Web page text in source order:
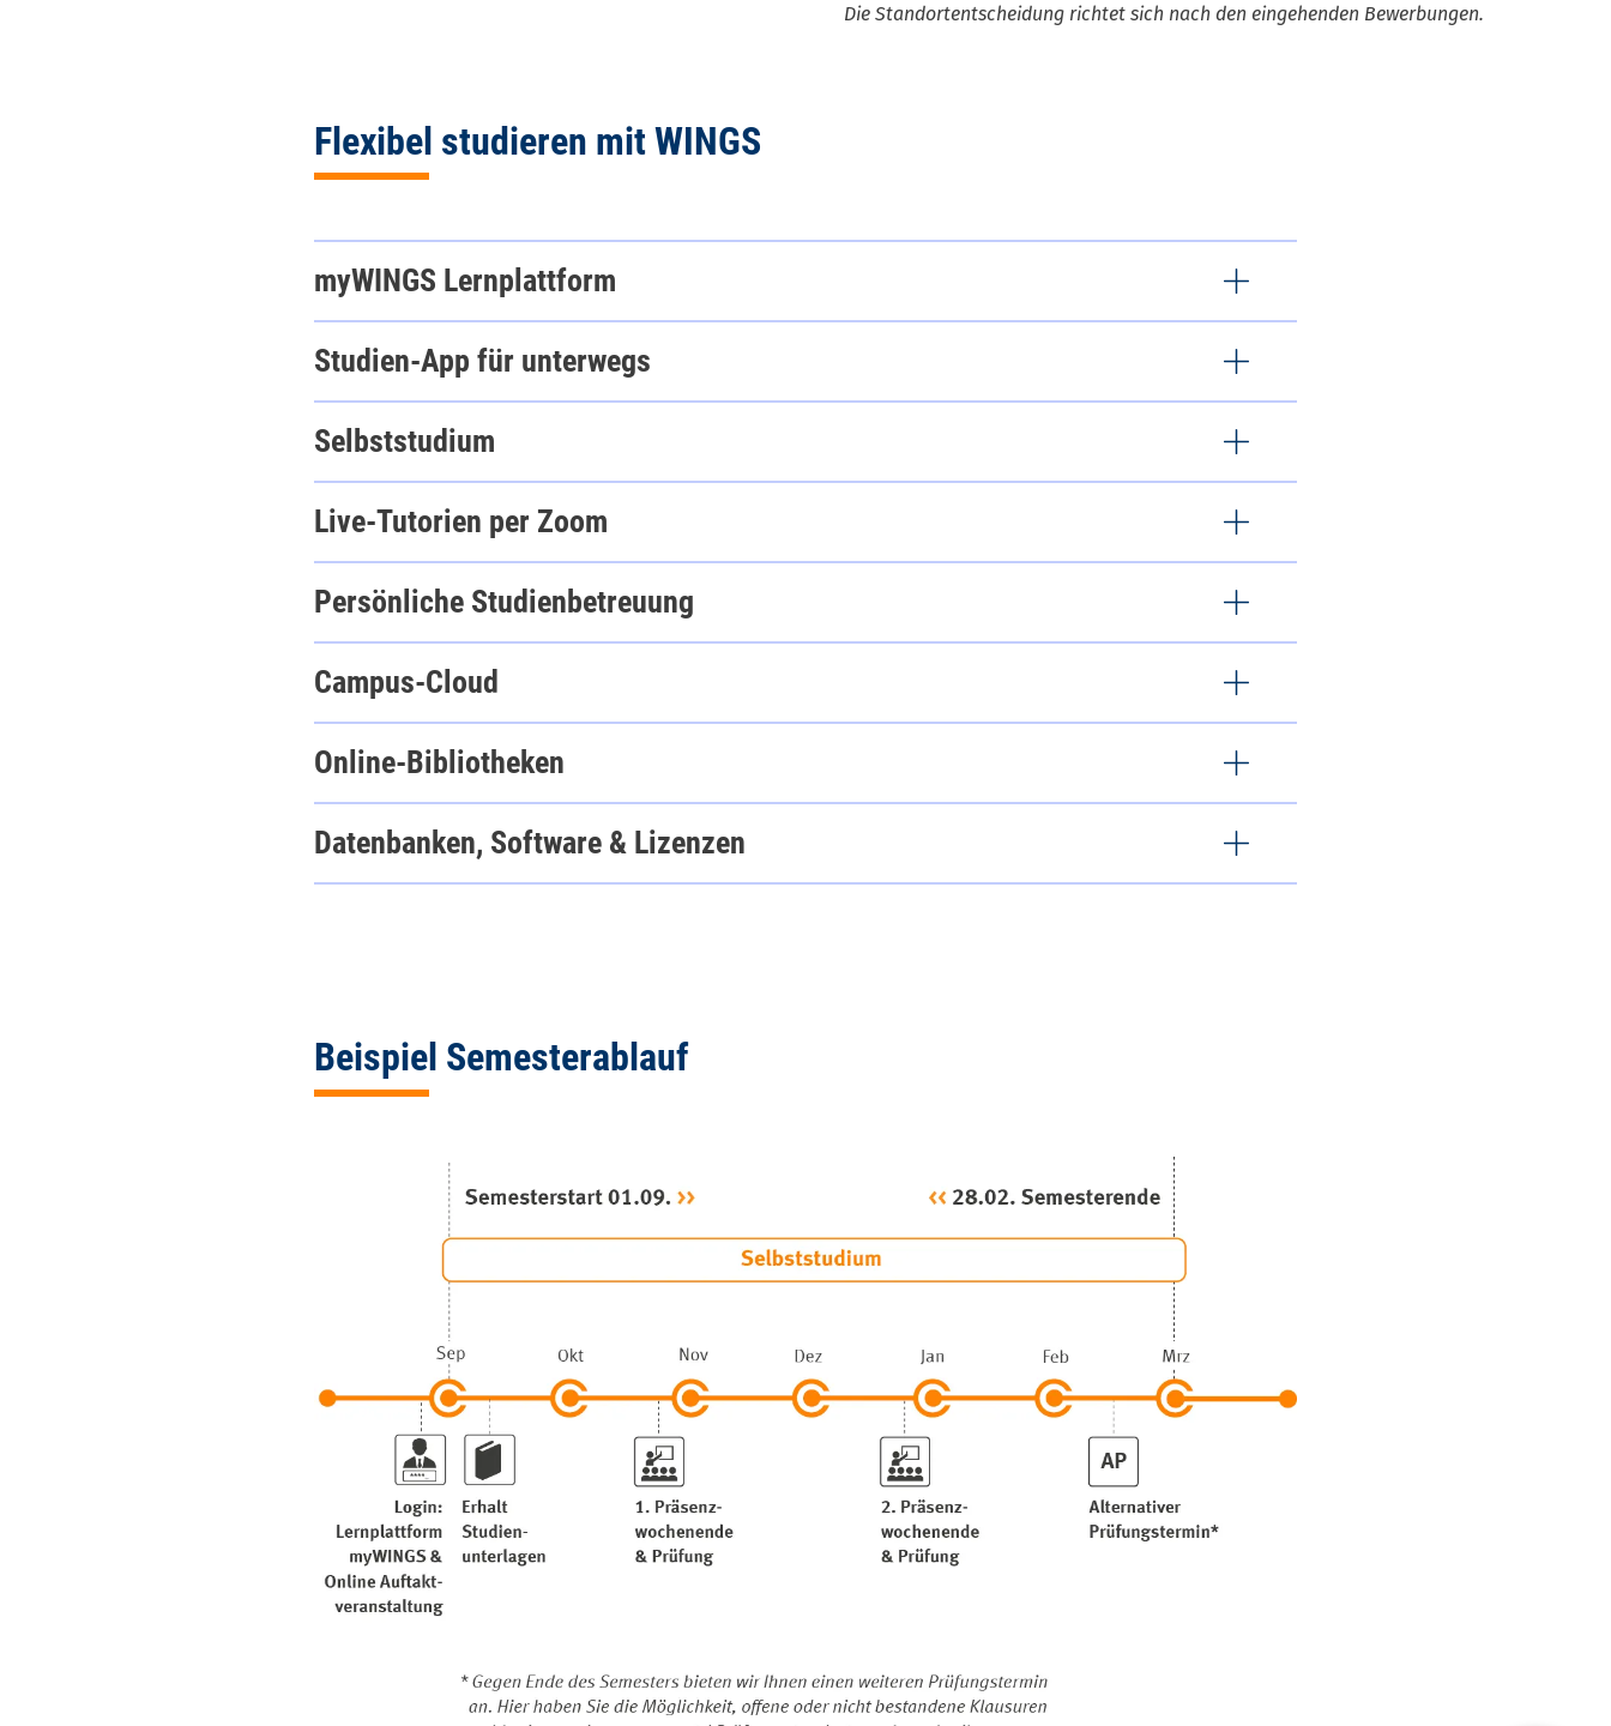
Die Standortentscheidung richtet sich nach den eingehenden Bewerbungen.
Flexibel studieren mit WINGS
myWINGS Lernplattform
Studien-App für unterwegs
Selbststudium
Live-Tutorien per Zoom
Persönliche Studienbetreuung
Campus-Cloud
Online-Bibliotheken
Datenbanken, Software & Lizenzen
Beispiel Semesterablauf